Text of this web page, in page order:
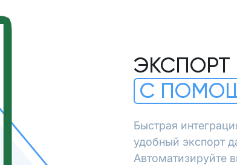
ЭКСПОРТ
С
Быстрая
удобный экспорт
Автоматизируйте